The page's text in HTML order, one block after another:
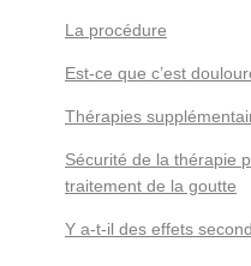
La procédure
Est-ce que c’est
Thérapies
Sécurité de la thérapie
traitement de la goutte
Y a-t-il des effets